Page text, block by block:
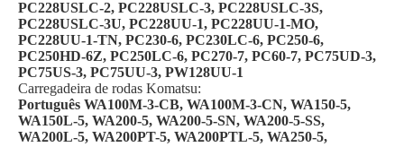
PC228USLC-2, PC228USLC-3, PC228USLC-3S,
PC228USLC-3U, PC228UU-1, PC228UU-1-MO,
PC228UU-1-TN, PC230-6, PC230LC-6, PC250-6,
PC250HD-6Z, PC250LC-6, PC270-7, PC60-7, PC75UD-3,
PC75US-3, PC75UU-3, PW128UU-1
Carregadeira de rodas Komatsu:
Português WA100M-3-CB, WA100M-3-CN, WA150-5,
WA150L-5, WA200-5, WA200-5-SN, WA200-5-SS,
WA200L-5, WA200PT-5, WA200PTL-5, WA250-5,